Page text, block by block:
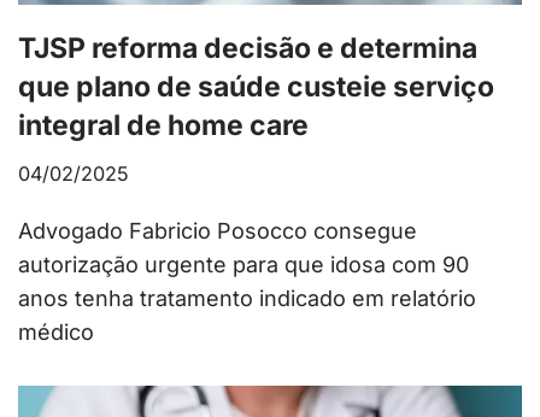
TJSP reforma decisão e determina
que plano de saúde custeie serviço
integral de home care
04/02/2025
Advogado Fabricio Posocco consegue
autorização urgente para que idosa com 90
anos tenha tratamento indicado em relatório
médico